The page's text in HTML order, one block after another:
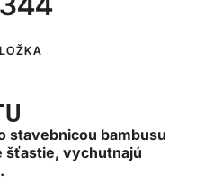
stavebnicou bambusu
šťastie, vychutnajú